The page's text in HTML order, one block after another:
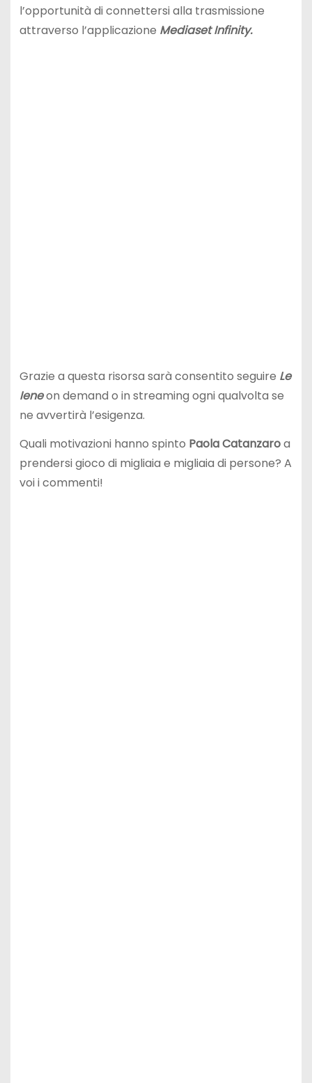
l’opportunità di connettersi alla trasmissione
attraverso l’applicazione Mediaset Infinity.
Grazie a questa risorsa sarà consentito seguire Le
Ieneon demand o in streaming ogni qualvolta se
ne avvertirà l’esigenza.
Quali motivazioni hanno spinto Paola Catanzaroa
prendersi gioco di migliaia e migliaia di persone? A
voi i commenti!